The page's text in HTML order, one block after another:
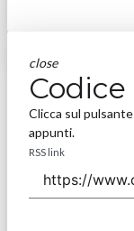
close
Codice
Clicca sul
appunti.
RSS link